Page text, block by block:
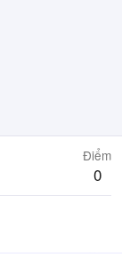
Điểm
0